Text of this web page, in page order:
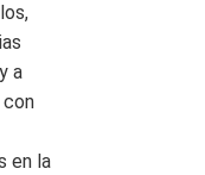
a
en la